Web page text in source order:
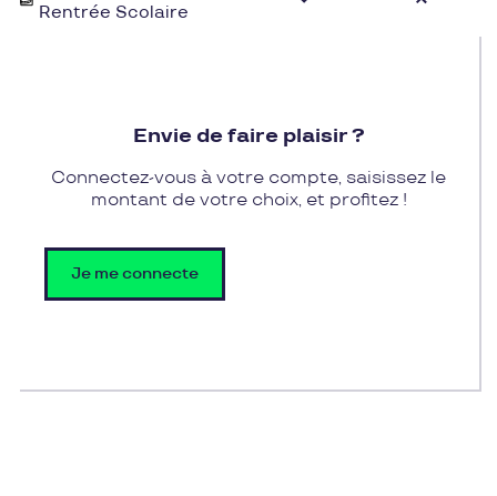
dernières tendances tout en profitant des
Rentrée Scolaire
Envie de faire plaisir ?
Connectez-vous à votre compte, saisissez le
montant de votre choix, et profitez !
Je me connecte